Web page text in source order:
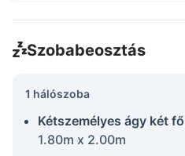
Szobabeosztás
1 hálószoba
Kétszemélyes ágy két
1.80m x 2.00m